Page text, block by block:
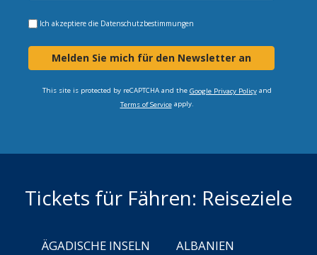
Ich akzeptiere die Datenschutzbestimmungen
Melden Sie mich für den Newsletter an
This site is protected by reCAPTCHA and the Google Privacy Policyand
Terms of Serviceapply.
Tickets für Fähren: Reiseziele
ÄGADISCHE INSELN
ALBANIEN